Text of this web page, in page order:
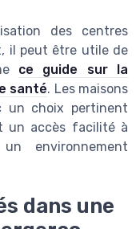
des centres
il peut être utile de
ce guide sur la
santé. Les maisons
un choix pertinent
un accès facilité à
environnement
dans une